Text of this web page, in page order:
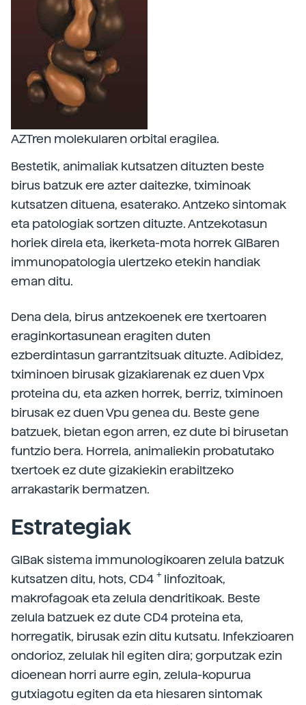
AZTren molekularen orbital eragilea.
Bestetik, animaliak kutsatzen dituzten beste
birus batzuk ere azter daitezke, tximinoak
kutsatzen dituena, esaterako. Antzeko sintomak
eta patologiak sortzen dituzte. Antzekotasun
horiek direla eta, ikerketa-mota horrek GIBaren
immunopatologia ulertzeko etekin handiak
eman ditu.
Dena dela, birus antzekoenek ere txertoaren
eraginkortasunean eragiten duten
ezberdintasun garrantzitsuak dituzte. Adibidez,
tximinoen birusak gizakiarenak ez duen Vpx
proteina du, eta azken horrek, berriz, tximinoen
birusak ez duen Vpu genea du. Beste gene
batzuek, bietan egon arren, ez dute bi birusetan
funtzio bera. Horrela, animaliekin probatutako
txertoek ez dute gizakiekin erabiltzeko
arrakastarik bermatzen.
Estrategiak
GIBak sistema immunologikoaren zelula batzuk
kutsatzen ditu, hots, CD4 + linfozitoak,
makrofagoak eta zelula dendritikoak. Beste
zelula batzuek ez dute CD4 proteina eta,
horregatik, birusak ezin ditu kutsatu. Infekzioaren
ondorioz, zelulak hil egiten dira; gorputzak ezin
dioenean horri aurre egin, zelula-kopurua
gutxiagotu egiten da eta hiesaren sintomak